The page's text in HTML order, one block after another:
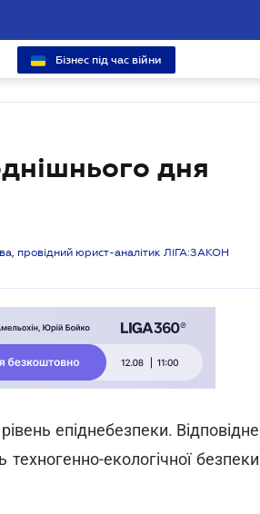
Бізнес під час війни
дня
провідний юрист-аналітик ЛІГА:ЗАКОН
епіднебезпеки. Відповідне
екологічної безпеки